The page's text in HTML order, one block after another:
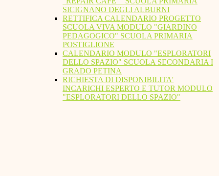
SICIGNANO DEGLI ALBURNI
RETTIFICA CALENDARIO PROGETTO
SCUOLA VIVA MODULO "GIARDINO
PEDAGOGICO" SCUOLA PRIMARIA
POSTIGLIONE
CALENDARIO MODULO "ESPLORATORI
DELLO SPAZIO" SCUOLA SECONDARIA I
GRADO PETINA
RICHIESTA DI DISPONIBILITA'
INCARICHI ESPERTO E TUTOR MODULO
"ESPLORATORI DELLO SPAZIO"